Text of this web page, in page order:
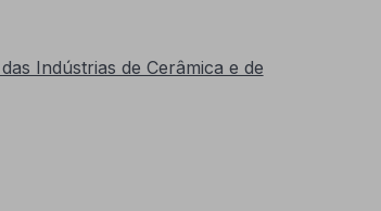
Indústrias de Cerâmica e de